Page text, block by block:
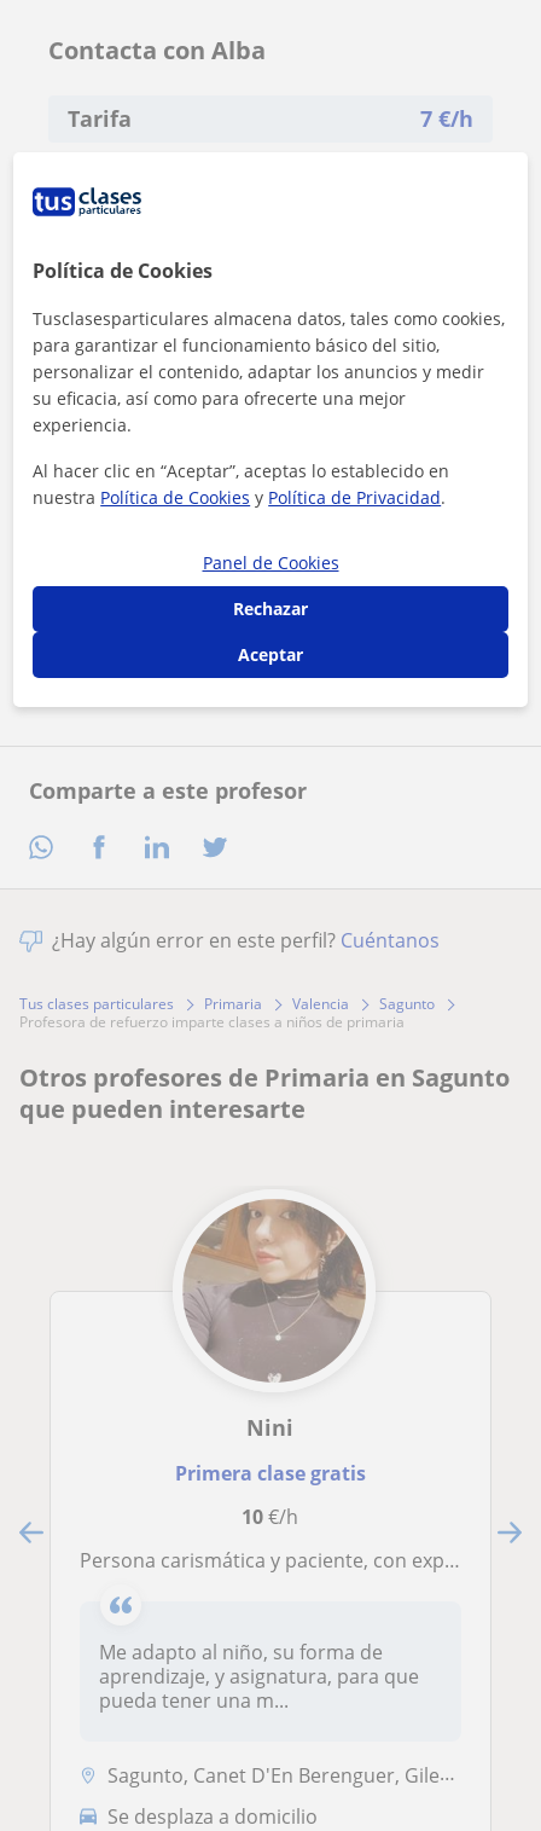
Comparte a este profesor
Contacta con Alba
Tarifa 7 €/h
Al hacer clic, aceptas nuestroaviso legaly deprivacidad
Contactar ahora
¿Hay algún error en este perfil? Cuéntanos
Tus clases particulares Primaria Valencia
Sagunto
profesora de refuerzo imparte clases a niños de primaria
Otros profesores de Primaria en Sagunto
que pueden interesarte
Nini
Primera clase gratis
10€/h
Persona carismática y paciente, con experiencia enseñando y cuidando
Me adapto al niño, su forma de
aprendizaje, y asignatura, para que
pueda tener una m...
Sagunto, Canet D'En Berenguer, Gilet, Petrés
Se desplaza a domicilio
Política de Cookies
Tusclasesparticulares almacena datos, tales como cookies,
para garantizar el funcionamiento básico del sitio,
personalizar el contenido, adaptar los anuncios y medir
su eficacia, así como para ofrecerte una mejor
experiencia.
Al hacer clic en “Aceptar”, aceptas lo establecido en
nuestra Política de Cookies y Política de Privacidad.
Panel de Cookies
Rechazar
Aceptar